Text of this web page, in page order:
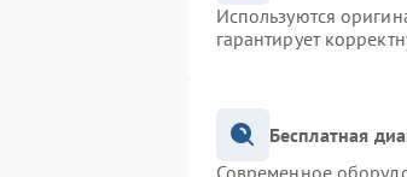
Используются
гарантирует
Бесплатная
Современное